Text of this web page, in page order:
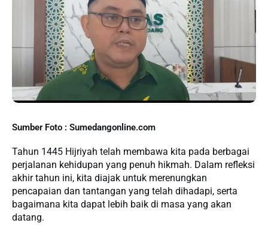
Sumber Foto : Sumedangonline.com
Tahun 1445 Hijriyah telah membawa kita pada berbagai
perjalanan kehidupan yang penuh hikmah. Dalam refleksi
akhir tahun ini, kita diajak untuk merenungkan
pencapaian dan tantangan yang telah dihadapi, serta
bagaimana kita dapat lebih baik di masa yang akan
datang.